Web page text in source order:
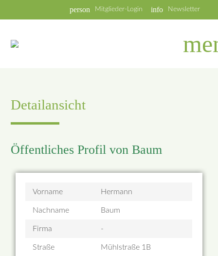
info Newsletter
person Mitglieder-Login
Detailansicht
Öffentliches Profil von Baum
Vorname Hermann
Nachname Baum
Firma -
Straße Mühlstraße 1B